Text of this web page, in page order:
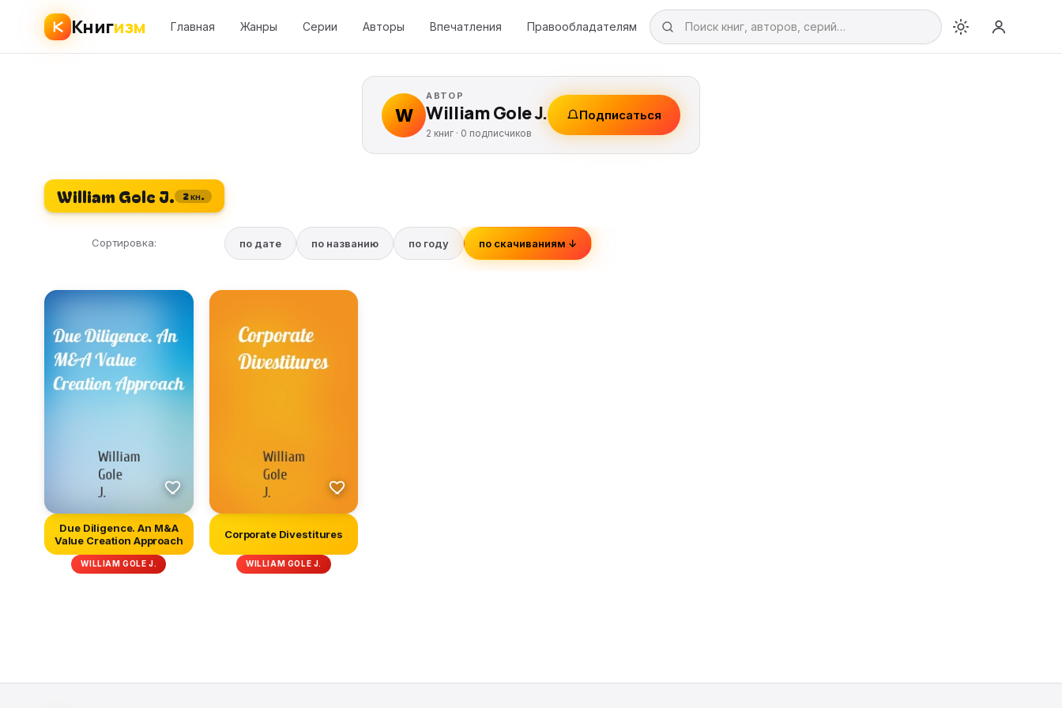
Книгизм Главная Жанры Серии Авторы Впечатления Правообладателям
W
АВТОР
William Gole J.
2 книг · 0 подписчиков
Подписаться
William Gole J. 2 кн.
Сортировка: по дате по названию по году по скачиваниям ↓
Due Diligence. An M&A
Value Creation Approach
WILLIAM GOLE J.
Corporate Divestitures
WILLIAM GOLE J.